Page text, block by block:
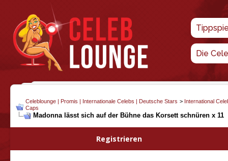
Die
Celeblounge | Promis | Internationale Celebs | Deutsche Stars > International
Caps
Madonna lässt sich auf der Bühne das Korsett schnüren x 11
Registrieren